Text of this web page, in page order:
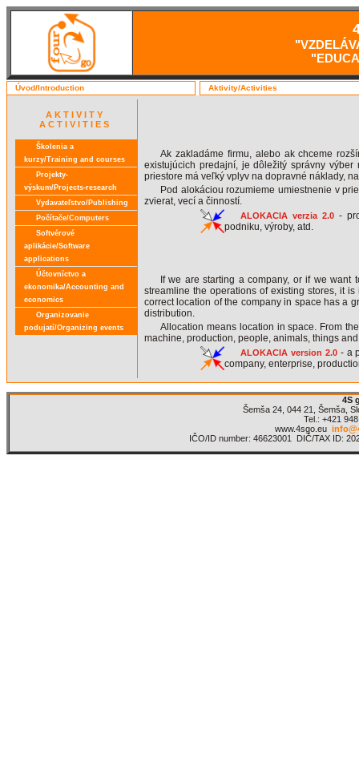
Úvod/Introduction Aktivity/Activities
A K T I V I T Y
A C T I V I T I E S
Školenia a
kurzy/Training and courses
Projekty-
výskum/Projects-research
Vydavateľstvo/Publishing
Počítače/Computers
Softvérové
aplikácie/Software
applications
Účtovníctvo a
ekonomika/Accounting and
economics
Organizovanie
podujatí/Organizing events
Ak zakladáme firmu, alebo ak chceme
existujúcich predajní, je dôležitý správny
priestore má veľký vplyv na dopravné náklady,
Pod alokáciou rozumieme umiestnenie v
zvierat, vecí a činností.
ALOKACIA verzia 2.0 -
podniku, výroby, atd.
If we are starting a company, or if we want
streamline the operations of existing stores, it
correct location of the company in space has a
distribution.
Allocation means location in space. From
machine, production, people, animals, things
ALOKACIA version 2.0 - a
company, enterprise,
4S
Šemša 24, 044 21, Šemša,
Tel.: +421
www.4sgo.eu
IČO/ID number: 46623001 DIČ/TAX ID: